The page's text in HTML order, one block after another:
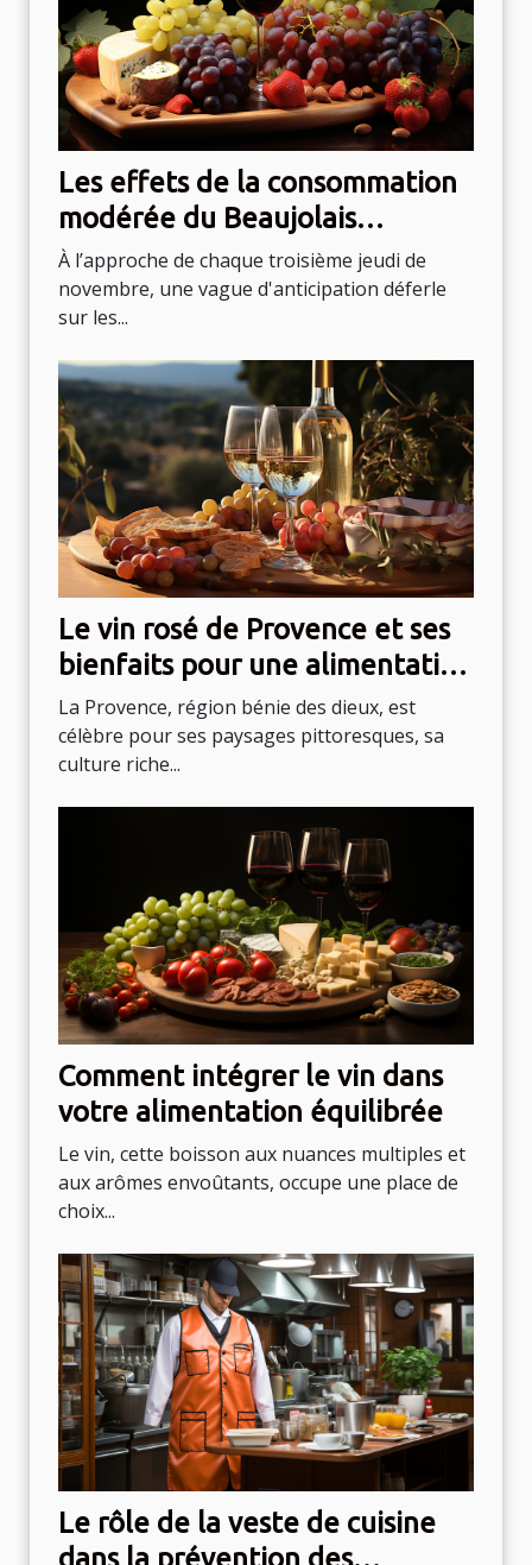
Les effets de la consommation
modérée du Beaujolais
Nouveau sur la santé
À l’approche de chaque troisième jeudi de
novembre, une vague d'anticipation déferle
sur les...
Le vin rosé de Provence et ses
bienfaits pour une alimentation
saine
La Provence, région bénie des dieux, est
célèbre pour ses paysages pittoresques, sa
culture riche...
Comment intégrer le vin dans
votre alimentation équilibrée
Le vin, cette boisson aux nuances multiples et
aux arômes envoûtants, occupe une place de
choix...
Le rôle de la veste de cuisine
dans la prévention des